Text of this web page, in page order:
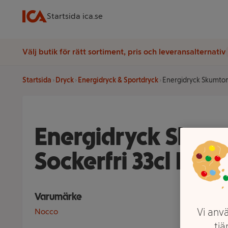
Startsida ica.se
Välj butik för rätt sortiment, pris och leveransalternativ
Startsida Dryck Energidryck & Sportdryck Energidryck
Energidryck
Sockerfri 33cl
Varumärke
Nocco
Vi